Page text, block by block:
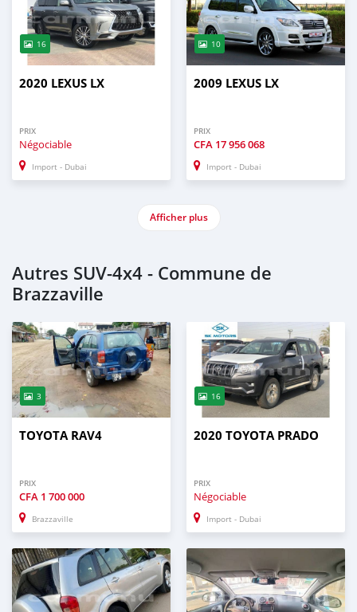
16
2020 LEXUS LX
PRIX
Négociable
Import - Dubai
10
2009 LEXUS LX
PRIX
CFA 17 956 068
Import - Dubai
Afficher plus
Autres SUV‒4x4 - Commune de
Brazzaville
3
TOYOTA RAV4
PRIX
CFA 1 700 000
Brazzaville
16
2020 TOYOTA PRADO
PRIX
Négociable
Import - Dubai